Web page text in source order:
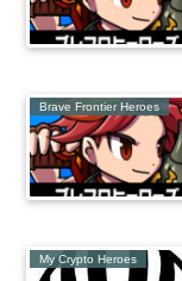
Brave Frontier Heroes
My Crypto Heroes